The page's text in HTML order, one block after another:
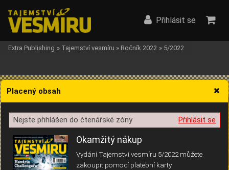
Žádost o souhlas s ukládáním volitelných informací
Přihlásit se
Extra Publishing » Tajemství vesmíru » Ročník 2022 » 5/2022
Placený obsah
Přihlásit se
Nejste přihlášen do čtenářské zóny
Okamžitý nákup
Vydání Tajemství vesmíru 5/2022 můžete
zakoupit pomocí platební karty